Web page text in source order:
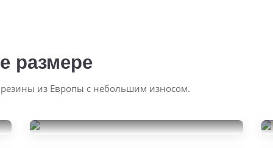
размере
из Европы с небольшим износом.